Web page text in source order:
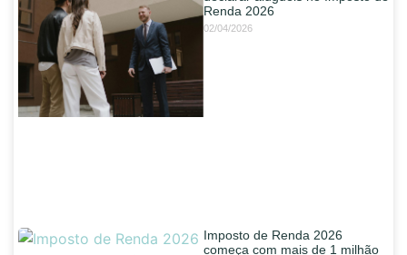
Renda 2026
02/04/2026
Imposto de Renda 2026
começa com mais de 1 milhão